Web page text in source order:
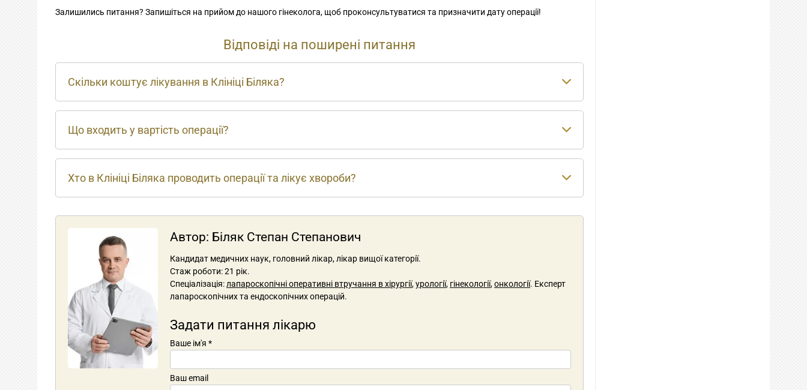
Залишились питання? Запишіться на прийом до нашого гінеколога, щоб проконсультуватися та призначити дату операції!
Відповіді на поширені питання
Скільки коштує лікування в Клініці Біляка?
Що входить у вартість операції?
Хто в Клініці Біляка проводить операції та лікує хвороби?
Автор: Біляк Степан Степанович
Кандидат медичних наук, головний лікар, лікар вищої категорії.
Стаж роботи: 21 рік.
Спеціалізація:лапароскопічні оперативні втручання в хірургії,урології, гінекології,онкології. Експерт
лапароскопічних та ендоскопічних операцій.
Задати питання лікарю
Ваше ім'я *
Ваш email